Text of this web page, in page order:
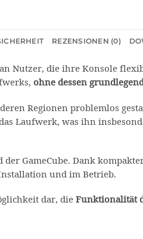
REZENSIONEN (0)
Nutzer, die ihre Konsole
ohne dessen
Regionen problemlos
Laufwerk, was ihn
GameCube. Dank
und im Betrieb.
dar, die Funktionalität